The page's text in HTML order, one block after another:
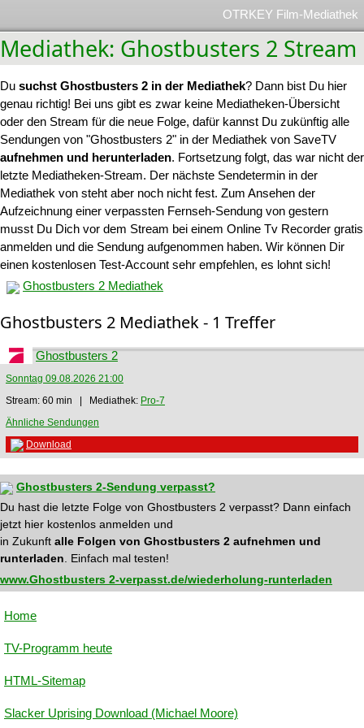
OTRKEY Film-Mediathek
Mediathek: Ghostbusters 2 Stream
Du suchst Ghostbusters 2 in der Mediathek? Dann bist Du hier
genau richtig! Bei uns gibt es zwar keine Mediatheken-Übersicht
oder den Stream für die neue Folge, dafür kannst Du zukünftig alle
Sendungen von "Ghostbusters 2" in der Mediathek von SaveTV
aufnehmen und herunterladen. Fortsetzung folgt, das war nicht der
letzte Mediatheken-Stream. Der nächste Sendetermin in der
Mediathek von steht aber noch nicht fest. Zum Ansehen der
Aufzeichnung einer verpassten Fernseh-Sendung von gestern
musst Du Dich vor dem Stream bei einem Online Tv Recorder gratis
anmelden und die Sendung aufgenommen haben. Wir können Dir
einen kostenlosen Test-Account sehr empfehlen, es lohnt sich!
Ghostbusters 2 Mediathek
Ghostbusters 2 Mediathek - 1 Treffer
Ghostbusters 2
Sonntag 09.08.2026 21:00
Stream: 60 min | Mediathek: Pro-7
Ähnliche Sendungen
Download
Ghostbusters 2-Sendung verpasst?
Du hast die letzte Folge von Ghostbusters 2 verpasst? Dann einfach
jetzt hier kostenlos anmelden und
in Zukunft alle Folgen von Ghostbusters 2 aufnehmen und
runterladen . Einfach mal testen!
www.Ghostbusters 2-verpasst.de/wiederholung-runterladen
Home
TV-Programm heute
HTML-Sitemap
Slacker Uprising Download (Michael Moore)